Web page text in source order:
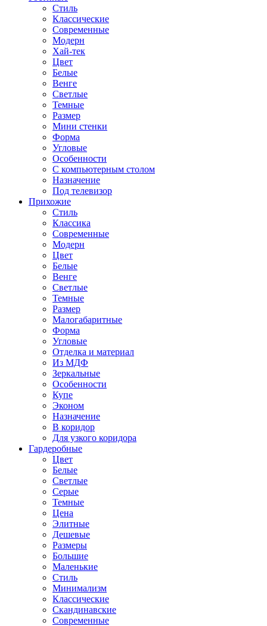
Стиль
Классические
Современные
Модерн
Хай-тек
Цвет
Белые
Венге
Светлые
Темные
Размер
Мини стенки
Форма
Угловые
Особенности
С компьютерным столом
Назначение
Под телевизор
Прихожие
Стиль
Классика
Современные
Модерн
Цвет
Белые
Венге
Светлые
Темные
Размер
Малогабаритные
Форма
Угловые
Отделка и материал
Из МДФ
Зеркальные
Особенности
Купе
Эконом
Назначение
В коридор
Для узкого коридора
Гардеробные
Цвет
Белые
Светлые
Серые
Темные
Цена
Элитные
Дешевые
Размеры
Большие
Маленькие
Стиль
Минимализм
Классические
Скандинавские
Современные